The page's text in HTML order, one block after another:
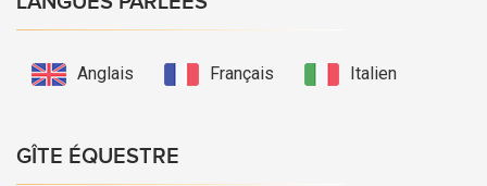
Anglais Français Italien
GÎTE ÉQUESTRE